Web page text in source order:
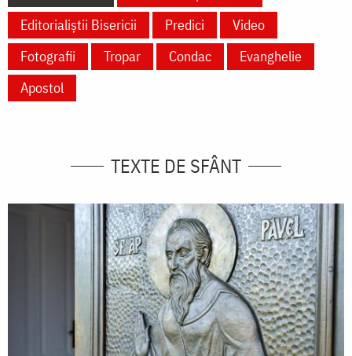
Editorialiștii Bisericii
Predici
Video
Fotografii
Tropar Condac
Evanghelie
Apostol
TEXTE DE SFÂNT